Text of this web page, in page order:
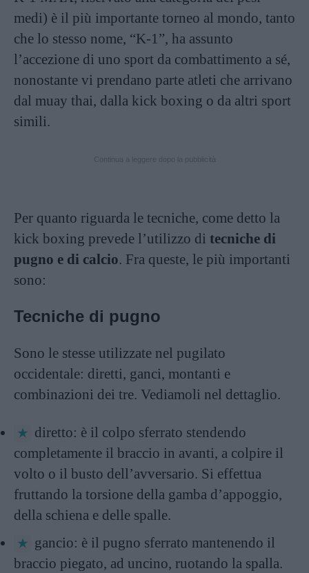
medi) è il più importante torneo al mondo, tanto
che lo stesso nome, “K-1”, ha assunto
l’accezione di uno sport da combattimento a sé,
nonostante vi prendano parte atleti che arrivano
dal muay thai, dalla kick boxing o da altri sport
simili.
Per quanto riguarda le tecniche, come detto la
kick boxing prevede l’utilizzo di tecniche di
pugno e di calcio. Fra queste, le più importanti
sono:
Tecniche di pugno
Sono le stesse utilizzate nel pugilato
occidentale: diretti, ganci, montanti e
combinazioni dei tre. Vediamoli nel dettaglio.
diretto: è il colpo sferrato stendendo
completamente il braccio in avanti, a colpire il
volto o il busto dell’avversario. Si effettua
fruttando la torsione della gamba d’appoggio,
della schiena e delle spalle.
gancio: è il pugno sferrato mantenendo il
braccio piegato, ad uncino, ruotando la spalla.